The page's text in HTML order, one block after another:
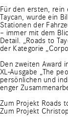
Für den ersten, rein
Taycan, wurde ein
Stationen der
– immer mit dem
Detail. „Roads to
der Kategorie
Den zweiten Award
XL-Ausgabe „The
persönlichen und
enger
Zum Projekt Roads
Zum Projekt